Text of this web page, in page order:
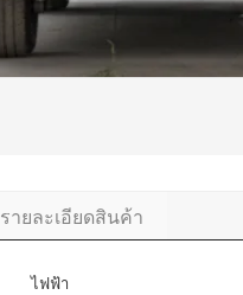
รายละเอียดสินค้า
ไฟฟ้า